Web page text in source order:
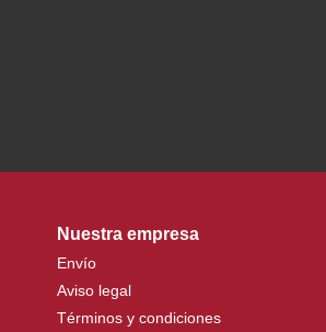
Nuestra empresa
Envío
Aviso legal
Términos y condiciones